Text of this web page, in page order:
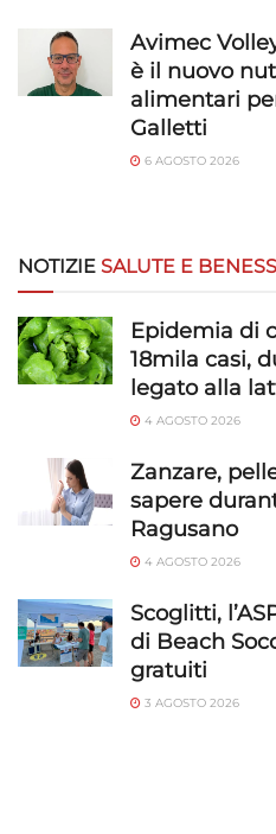
Salvare e comunicare le
privacy.
Avimec
è il nuovo
alimentari
Galletti
6 AGOSTO 2026
NOTIZIE SALUTE E
Epidemia di
18mila casi,
legato alla
4 AGOSTO 2026
Zanzare,
sapere
Ragusano
4 AGOSTO 2026
Scoglitti,
di Beach
gratuiti
3 AGOSTO 2026